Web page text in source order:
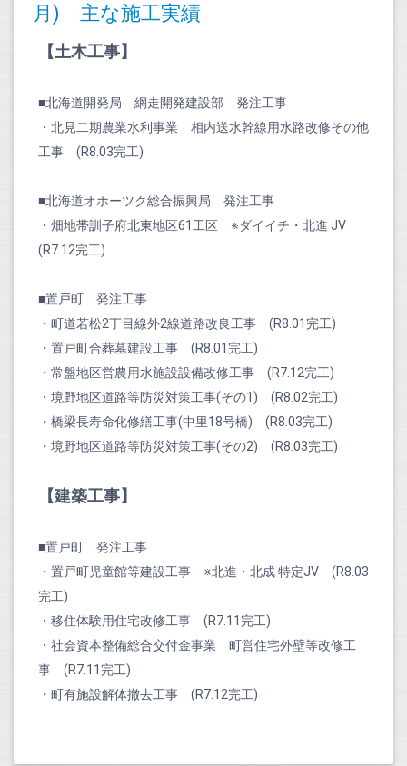
月) 主な施工実績
【土木工事】
■北海道開発局 網走開発建設部 発注工事
・北見二期農業水利事業 相内送水幹線用水路改修その他
工事 (R8.03完工)
■北海道オホーツク総合振興局 発注工事
・畑地帯訓子府北東地区61工区 ※ダイイチ・北進 JV
(R7.12完工)
■置戸町 発注工事
・町道若松2丁目線外2線道路改良工事 (R8.01完工)
・置戸町合葬墓建設工事 (R8.01完工)
・常盤地区営農用水施設設備改修工事 (R7.12完工)
・境野地区道路等防災対策工事(その1) (R8.02完工)
・橋梁長寿命化修繕工事(中里18号橋) (R8.03完工)
・境野地区道路等防災対策工事(その2) (R8.03完工)
【建築工事】
■置戸町 発注工事
・置戸町児童館等建設工事 ※北進・北成 特定JV (R8.03
完工)
・移住体験用住宅改修工事 (R7.11完工)
・社会資本整備総合交付金事業 町営住宅外壁等改修工
事 (R7.11完工)
・町有施設解体撤去工事 (R7.12完工)